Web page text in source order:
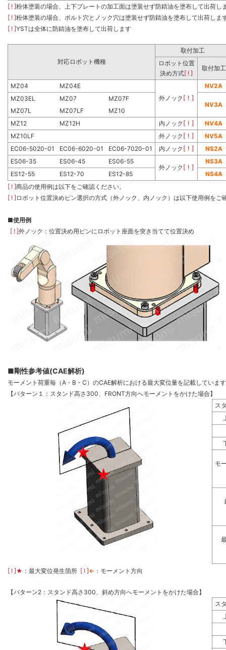
[ ! ]粉体塗装の場合、上下プレートの加工面は塗装せず防錆油を塗布して出荷し
[ ! ]粉体塗装の場合、ボルト穴とノック穴は塗装せず防錆油を塗布して出荷しま
[ ! ]YSTは全体に防錆油を塗布して出荷します
対応ロボット機種
取付加工
ロボット位置
決め方式[ ! ]
取付加工
MZ04
MZ04E
外ノック [ ! ]
NV2A
MZ03EL
MZ07
MZ07F
NV3A
MZ07L
MZ07LF
MZ10
MZ12
MZ12H 内ノック [ ! ]
NV4A
MZ10LF
外ノック [ ! ]
NV5A
EC06-5020-01
EC06-6020-01 EC06-7020-01 内ノック [ ! ]
NS2A
ES06-35
ES06-45
ES06-55
外ノック [ ! ]
NS3A
ES12-55
ES12-70 ES12-85
NS4A
[ ! ]商品の使用例は以下をご確認ください。
[ ! ] ロボット位置決めピン選択の方式（外ノック、内ノック）は以下使用例をご
■使用例
[ ! ]外ノック：位置決め用ピンにロボット座面を突き当てて位置決め
■剛性参考値(CAE解析)
モーメント荷重毎（A・B・C）のCAE解析における最大変位量を記載していま
【パターン１：スタンド高さ300、FRONT方向へモーメントをかけた場合】
[ ! ]★ ：最大変位発生箇所 [ ! ]← ：モーメント方向
ス
モ
【パターン2：スタンド高さ300、斜め方向へモーメントをかけた場合】
ス